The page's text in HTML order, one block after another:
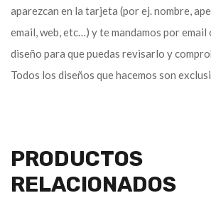
aparezcan en la tarjeta (por ej. nombre,
email, web, etc…) y te mandamos por
diseño para que puedas revisarlo y
Todos los diseños que hacemos son
PRODUCTOS
RELACIONADOS